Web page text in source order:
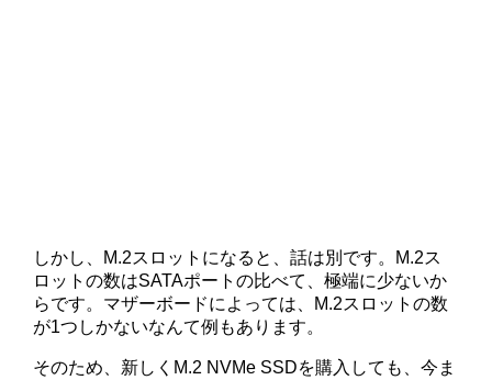
しかし、M.2スロットになると、話は別です。M.2ス
ロットの数はSATAポートの比べて、極端に少ないか
らです。マザーボードによっては、M.2スロットの数
が1つしかないなんて例もあります。
そのため、新しくM.2 NVMe SSDを購入しても、今ま